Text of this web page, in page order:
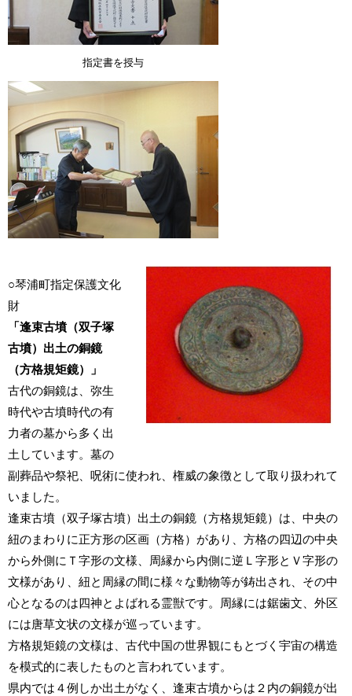
指定書を授与
○琴浦町指定保護文化
財
「逢束古墳（双子塚
古墳）出土の銅鏡
（方格規矩鏡）」
古代の銅鏡は、弥生
時代や古墳時代の有
力者の墓から多く出
土しています。墓の
副葬品や祭祀、呪術に使われ、権威の象徴として取り扱われて
いました。
逢束古墳（双子塚古墳）出土の銅鏡（方格規矩鏡）は、中央の
紐のまわりに正方形の区画（方格）があり、方格の四辺の中央
から外側にＴ字形の文様、周縁から内側に逆Ｌ字形とＶ字形の
文様があり、紐と周縁の間に様々な動物等が鋳出され、その中
心となるのは四神とよばれる霊獣です。周縁には鋸歯文、外区
には唐草文状の文様が巡っています。
方格規矩鏡の文様は、古代中国の世界観にもとづく宇宙の構造
を模式的に表したものと言われています。
県内では４例しか出土がなく、逢束古墳からは２内の銅鏡が出